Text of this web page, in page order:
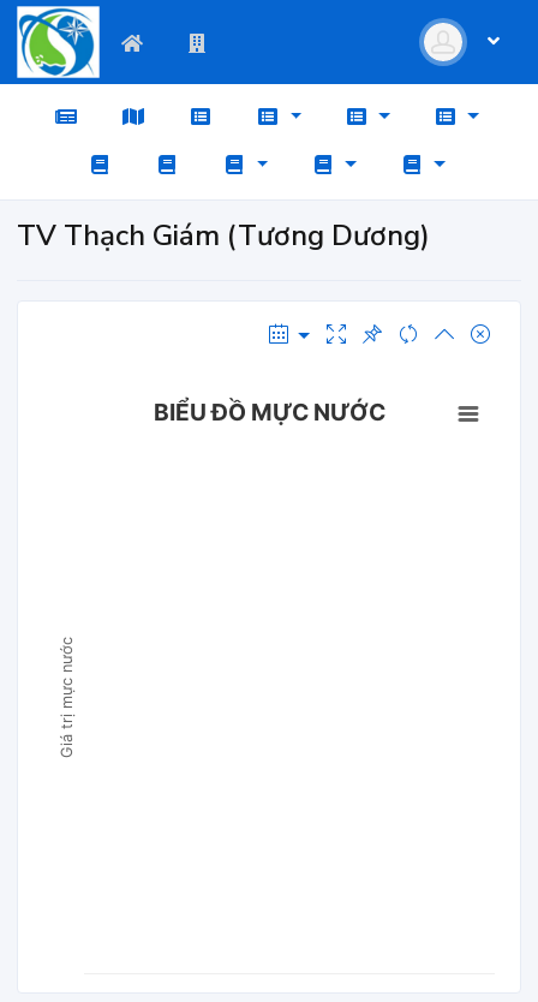
TV Thạch Giám (Tương Dương)
Giá trị mực nước
BIỂU ĐỒ MỰC NƯỚC